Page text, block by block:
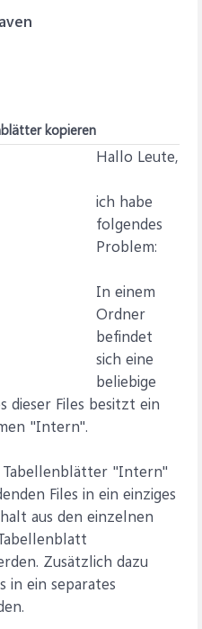
kopieren
Hallo Leute,
ich habe
folgendes
Problem:
In einem
Ordner
befindet
sich eine
beliebige
dieser Files besitzt ein
"Intern".
"Intern"
Files in ein einziges
aus den einzelnen
Zusätzlich dazu
in ein separates